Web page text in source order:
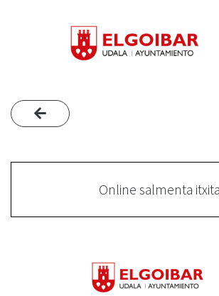
Online salmenta itxita